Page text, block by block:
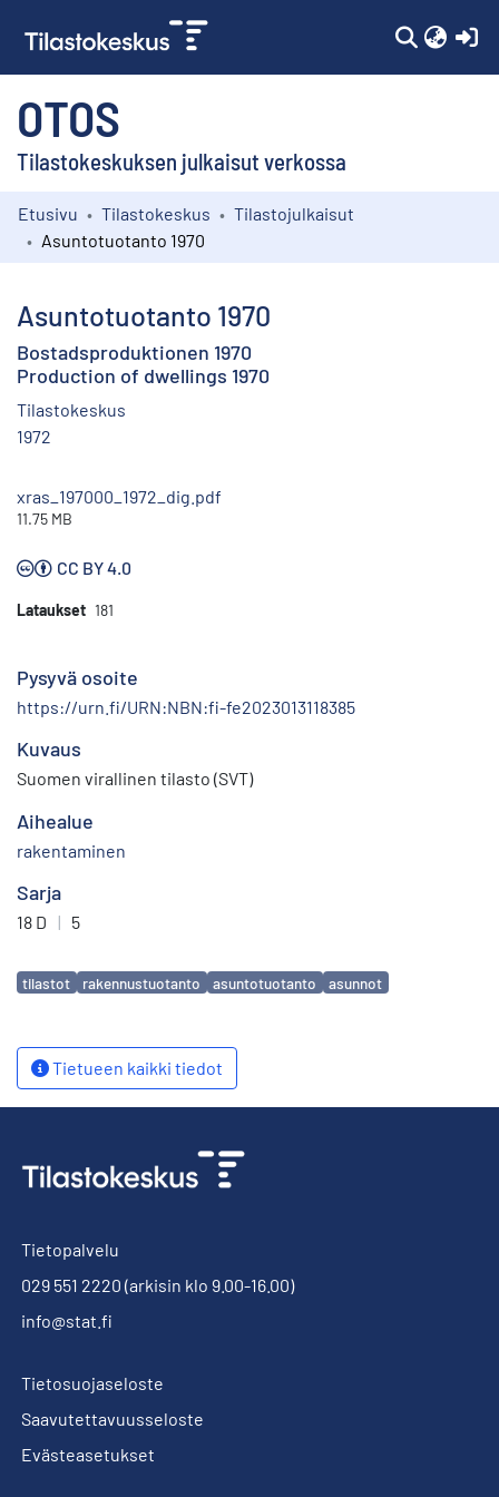
OTOS
Tilastokeskuksen julkaisut verkossa
Kokoelmat
Etusivu Tilastokeskus
Tilastojulkaisut
Asuntotuotanto 1970
Asuntotuotanto 1970
Bostadsproduktionen 1970
Production of dwellings 1970
Tilastokeskus
1972
xras_197000_1972_dig.pdf
11.75 MB
CC BY 4.0
Lataukset 181
Pysyvä osoite
https://urn.fi/URN:NBN:fi-fe2023013118385
Kuvaus
Suomen virallinen tilasto (SVT)
Aihealue
rakentaminen
Sarja
18 D | 5
Avainsanat
tilastot rakennustuotanto asuntotuotanto asunnot
Tietueen kaikki tiedot
Tietopalvelu
029 551 2220 (arkisin klo 9.00-16.00)
info@stat.fi
Tietosuojaseloste
Saavutettavuusseloste
Evästeasetukset